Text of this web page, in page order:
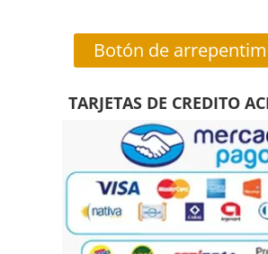
Botón de
TARJETAS DE CREDITO